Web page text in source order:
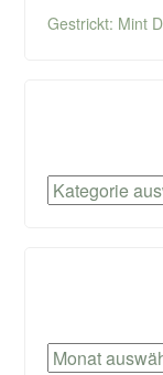
Gestrickt: Mint
Kategorien
Archiv